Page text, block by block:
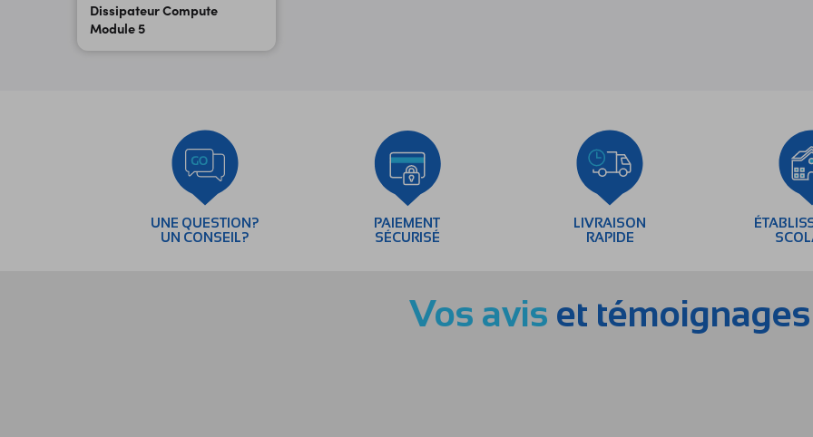
Dissipateur Compute
Module 5
UNE QUESTION?
UN CONSEIL?
PAIEMENT
SÉCURISÉ
LIVRAISON
RAPIDE
Vos avis et témoignages